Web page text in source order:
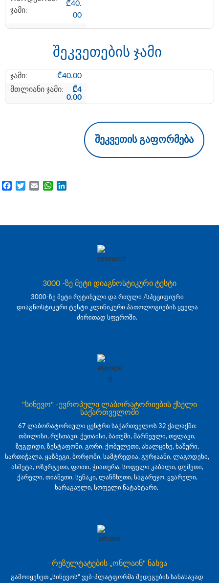
₾40.
00
შეკვეთების ჯამი
₾40.00
₾4
0.00
შეკვეთის გაფორმება
FacebookTwitter
Email WhatsApp
3000 -ზე მეტი დიაგნოსტიკური ტესტი
3000-ზე მეტი რუტინული და რთული /სპეციფიური
დიაგნოსტიკური ტესტი კლინიკური პათოლოგიების ყველა
ძირითად სფეროში.
"სინევო" -ევროპული ლაბორატორიების ქსელი
საქართველოში
67 ლაბორატორიული ცენტრი საქართველოს 32 ქალაქში:
თბილისი, რუსთავი, ქუთაისი, ბათუმი, მარნეული, თელავი,
ზუგდიდი, ზესტაფონი, გორი, ქობულეთი, ახალციხე, ხაშური,
სართიჭალა, ყაზბეგი, ბორჯომი, სამტრედია, გურჯაანი, ლაგოდეხი,
ახმეტა, ოზურგეთი, ფოთი, ჭიათურა, სოფელი კაბალი, დუშეთი,
ქარელი, თიანეთი, სენაკი, ლანჩხუთი, საგარეჯო, ყვარელი,
ხარაგაული, სოფელი ნატახტარი.
რეზულტატების „ონლაინ" ნახვა
გამოიყენეთ „სინევოს“ ვებ-პლატფორმა შედეგების სანახავად